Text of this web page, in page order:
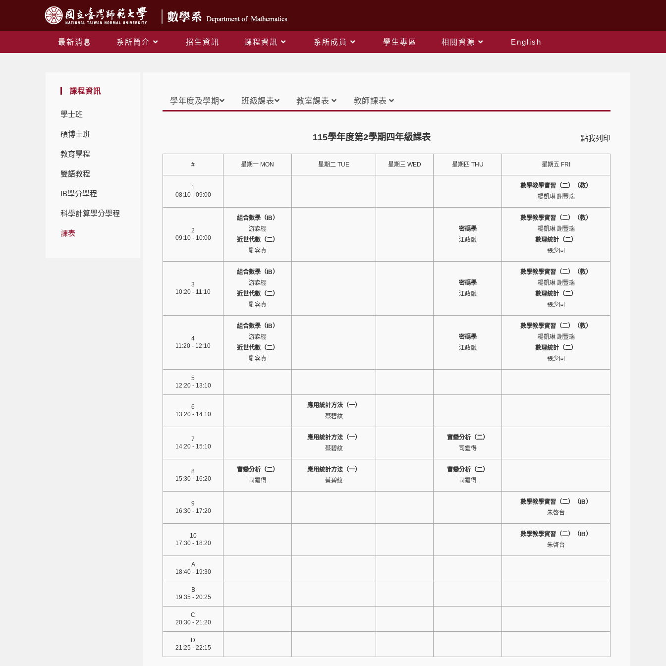
最新消息 系所簡介 招生資訊 課程資訊 系所成員 學生專區 相關資源
English
課程資訊
學士班
碩博士班
教育學程
雙語教程
IB學分學程
科學計算學分學程
課表
學年度及學期 班級課表 教室課表 教師課表
點我列印
115學年度第2學期四年級課表
# 星期一 MON 星期二 TUE 星期三 WED 星期四 THU 星期五 FRI
1
08:10 - 09:00
數學教學實習（二）（教）
楊凱琳 謝豐瑞
2
09:10 - 10:00
組合數學（IB）
游森棚
近世代數（二）
劉容真
密碼學
江政融
數學教學實習（二）（教）
楊凱琳 謝豐瑞
數理統計（二）
張少同
3
10:20 - 11:10
組合數學（IB）
游森棚
近世代數（二）
劉容真
密碼學
江政融
數學教學實習（二）（教）
楊凱琳 謝豐瑞
數理統計（二）
張少同
4
11:20 - 12:10
組合數學（IB）
游森棚
近世代數（二）
劉容真
密碼學
江政融
數學教學實習（二）（教）
楊凱琳 謝豐瑞
數理統計（二）
張少同
5
12:20 - 13:10
6
13:20 - 14:10
應用統計方法（一）
蔡碧紋
7
14:20 - 15:10
應用統計方法（一）
蔡碧紋
實變分析（二）
司靈得
8
15:30 - 16:20
實變分析（二）
司靈得
應用統計方法（一）
蔡碧紋
實變分析（二）
司靈得
9
16:30 - 17:20
數學教學實習（二）（IB）
朱啓台
10
17:30 - 18:20
數學教學實習（二）（IB）
朱啓台
A
18:40 - 19:30
B
19:35 - 20:25
C
20:30 - 21:20
D
21:25 - 22:15